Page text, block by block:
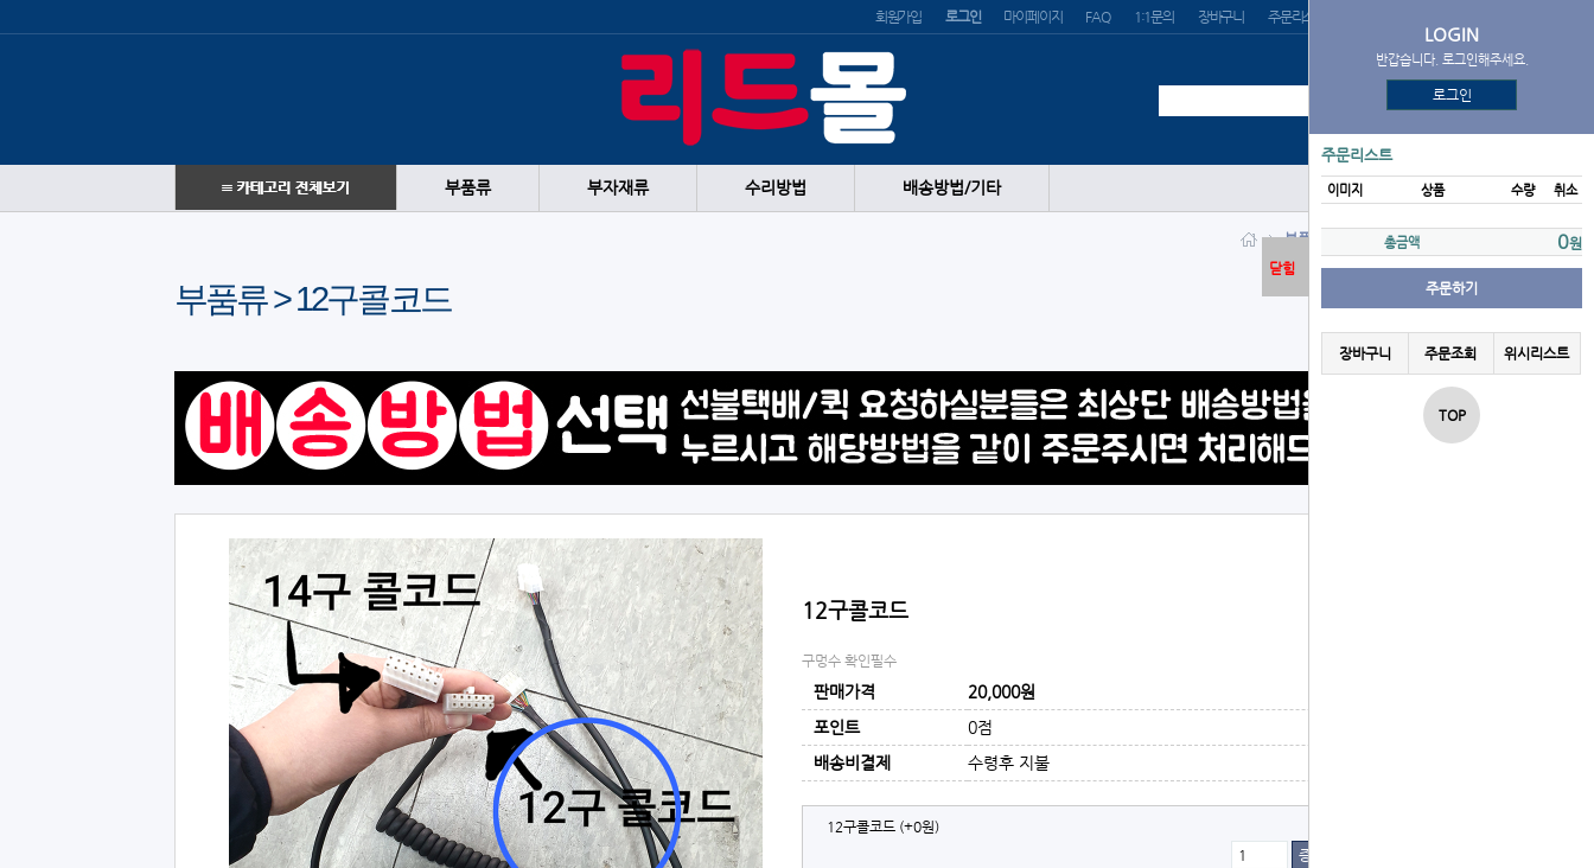
회원가입 로그인 마이페이지 FAQ 1:1문의 장바구니 주문리스트
부품류 부자재류 수리방법 배송방법/기타
부품류 > 12구콜코드
부품류 > 12구콜코드
LOGIN
반갑습니다. 로그인해주세요.
로그인
주문리스트
이미지 상품 수량 취소
총금액 0원
주문하기
장바구니 주문조회 위시리스트
TOP
닫힘
12구콜코드
구멍수 확인필수
판매가격
20,000원
포인트
0점
배송비결제
수령후 지불
12구콜코드 (+0원)
증가